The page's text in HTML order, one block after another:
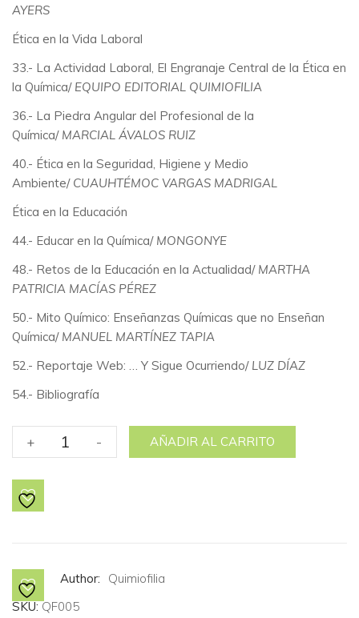
AYERS
Ética en la Vida Laboral
33.- La Actividad Laboral, El Engranaje Central de la Ética en
la Química/EQUIPO EDITORIAL QUIMIOFILIA
36.- La Piedra Angular del Profesional de la
Química/ MARCIAL ÁVALOS RUIZ
40.- Ética en la Seguridad, Higiene y Medio
Ambiente/ CUAUHTÉMOC VARGAS MADRIGAL
Ética en la Educación
44.- Educar en la Química/ MONGONYE
48.- Retos de la Educación en la Actualidad/ MARTHA
PATRICIA MACÍAS PÉREZ
50.- Mito Químico: Enseñanzas Químicas que no Enseñan
Química/ MANUEL MARTÍNEZ TAPIA
52.- Reportaje Web: … Y Sigue Ocurriendo/ LUZ DÍAZ
54.- Bibliografía
+
No.
5
- AÑADIR AL CARRITO
Author:
Quimiofilia
SKU:QF005